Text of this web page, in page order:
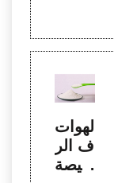
الهوات
ف الر
خيصة